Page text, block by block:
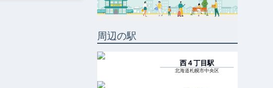
周辺の駅
西４丁目駅
北海道札幌市中央区